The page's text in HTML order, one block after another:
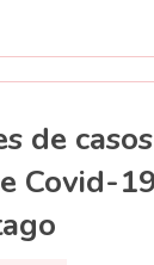
de casos
Covid-